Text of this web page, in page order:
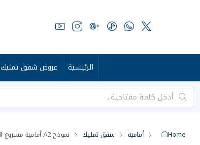
الرئيسية عروض شقق تمليك
Home أمامية شقق تمليك نموذج A2 أمامية مشروع المهند 115